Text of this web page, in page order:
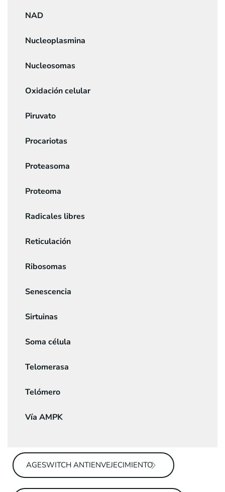
NAD
Nucleoplasmina
Nucleosomas
Oxidación celular
Piruvato
Procariotas
Proteasoma
Proteoma
Radicales libres
Reticulación
Ribosomas
Senescencia
Sirtuinas
Soma célula
Telomerasa
Telómero
Vía AMPK
AGESWITCH ANTIENVEJECIMIENTO